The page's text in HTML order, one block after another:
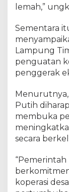
lemah,”
Sementara
Lampung
penguatan
penggerak
Menurutnya,
Putih
membuka
secara
koperasi